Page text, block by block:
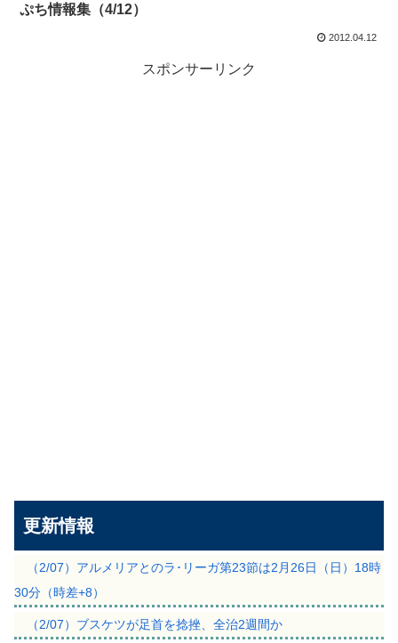
ぷち情報集（4/12）
2012.04.12
スポンサーリンク
更新情報
（2/07）アルメリアとのラ･リーガ第23節は2月26日（日）18時
30分（時差+8）
（2/07）ブスケツが足首を捻挫、全治2週間か